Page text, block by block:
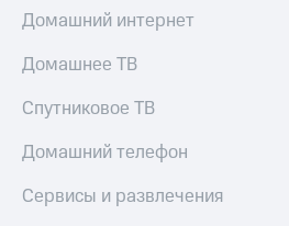
Домашний интернет
Домашнее ТВ
Спутниковое ТВ
Домашний телефон
Сервисы и развлечения